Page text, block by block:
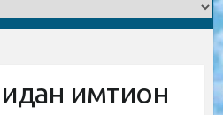
имтиҳон